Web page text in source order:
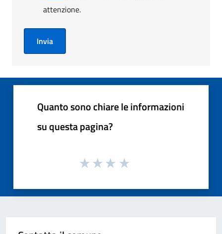
attenzione.
Invia
Quanto sono chiare le informazioni
su questa pagina?